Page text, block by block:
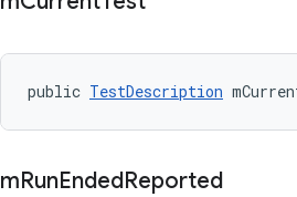
public TestDescription
mRunEndedReported